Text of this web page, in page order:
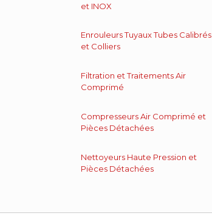
et INOX
Enrouleurs Tuyaux Tubes Calibrés
et Colliers
Filtration et Traitements Air
Comprimé
Compresseurs Air Comprimé et
Pièces Détachées
Nettoyeurs Haute Pression et
Pièces Détachées